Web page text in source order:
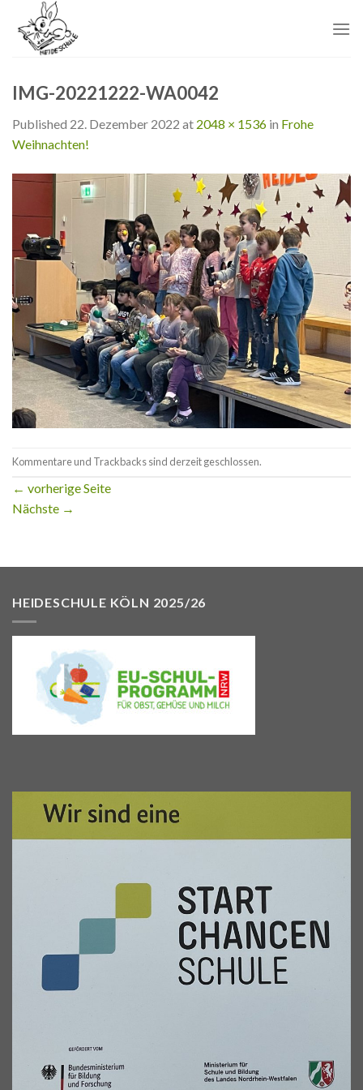
content
IMG-20221222-WA0042
Published 22. Dezember 2022 at 2048 × 1536 in Frohe
Weihnachten!
Kommentare und Trackbacks sind derzeit geschlossen.
← vorherige Seite
Nächste →
HEIDESCHULE KÖLN 2025/26